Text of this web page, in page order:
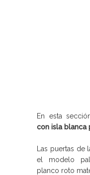
En esta
con isla blanca
Las puertas
el modelo
planco roto